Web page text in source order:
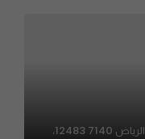
2986 الامير مقرن بن عبدالعزيز، المغرزات، الرياض 12483 7140،